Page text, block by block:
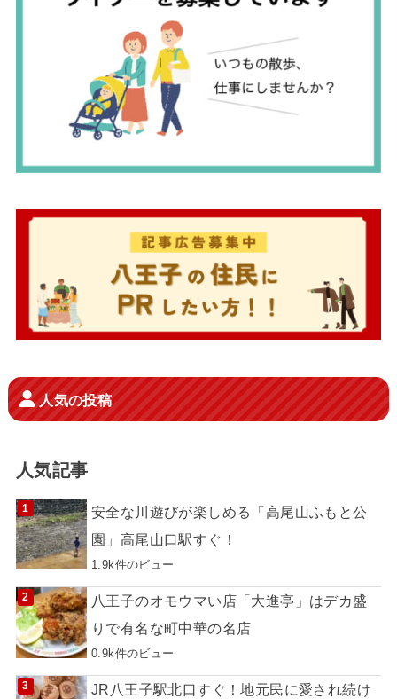
人気の投稿
人気記事
安全な川遊びが楽しめる「高尾山ふもと公
園」高尾山口駅すぐ！
1.9k件のビュー
八王子のオモウマい店「大進亭」はデカ盛
りで有名な町中華の名店
0.9k件のビュー
JR八王子駅北口すぐ！地元民に愛され続け